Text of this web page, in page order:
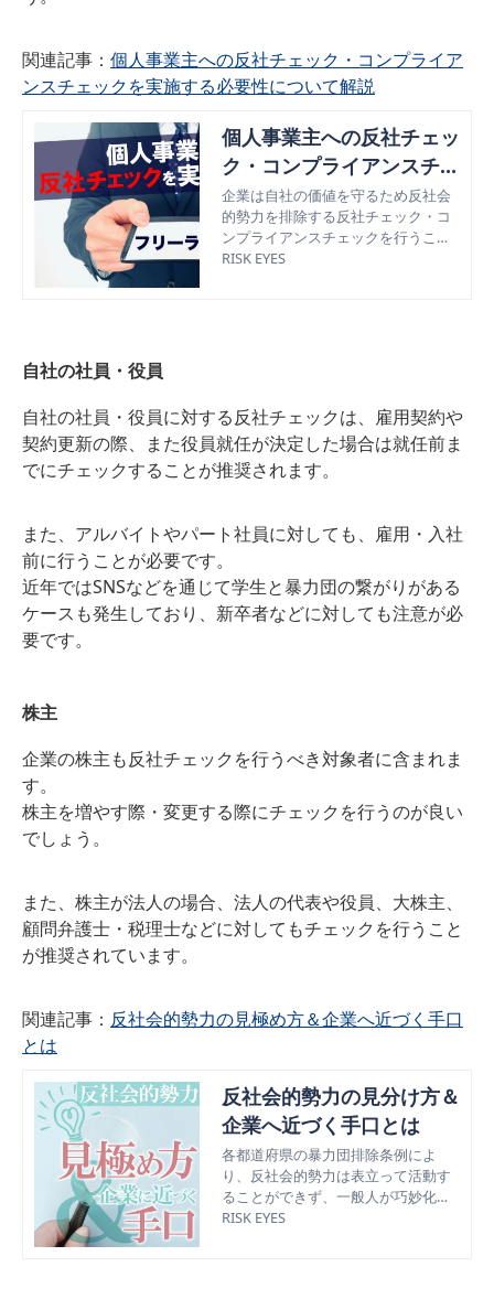
関連記事： 個人事業主への反社チェック・コンプライア
ンスチェックを実施する必要性について解説
個人事業主への反社チェッ
ク・コンプライアンスチェ
ックを実施する必要性につ
いて解説
企業は自社の価値を守るため反社会
的勢力を排除する反社チェック・コ
ンプライアンスチェックを行うこと
が求められ、その対象には企業と同
RISK EYES
自社の社員・役員
自社の社員・役員に対する反社チェックは、雇用契約や
契約更新の際、また役員就任が決定した場合は就任前ま
でにチェックすることが推奨されます。
また、アルバイトやパート社員に対しても、雇用・入社
前に行うことが必要です。
近年ではSNSなどを通じて学生と暴力団の繋がりがある
ケースも発生しており、新卒者などに対しても注意が必
要です。
株主
企業の株主も反社チェックを行うべき対象者に含まれま
す。
株主を増やす際・変更する際にチェックを行うのが良い
でしょう。
また、株主が法人の場合、法人の代表や役員、大株主、
顧問弁護士・税理士などに対してもチェックを行うこと
が推奨されています。
関連記事： 反社会的勢力の見極め方＆企業へ近づく手口
とは
反社会的勢力の見分け方＆
企業へ近づく手口とは
各都道府県の暴力団排除条例によ
り、反社会的勢力は表立って活動す
ることができず、一般人が巧妙化さ
れた反社を見極めるのは難しくなっ
RISK EYES